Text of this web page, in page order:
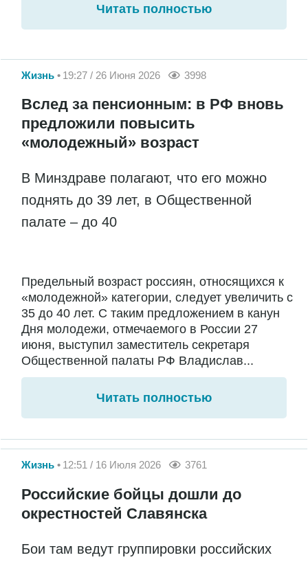
Читать полностью
Жизнь 19:27 / 26 Июня 2026 3998
Вслед за пенсионным: в РФ вновь
предложили повысить
«молодежный» возраст
В Минздраве полагают, что его можно
поднять до 39 лет, в Общественной
палате – до 40
Предельный возраст россиян, относящихся к
«молодежной» категории, следует увеличить с
35 до 40 лет. С таким предложением в канун
Дня молодежи, отмечаемого в России 27
июня, выступил заместитель секретаря
Общественной палаты РФ Владислав...
Читать полностью
Жизнь 12:51 / 16 Июля 2026 3761
Российские бойцы дошли до
окрестностей Славянска
Бои там ведут группировки российских